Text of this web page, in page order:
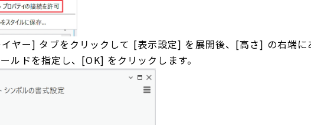
ヤー] タブをクリックして [表示設定] を展開後、[高さ] の右端に
ルドを指定し、[OK] をクリックします。